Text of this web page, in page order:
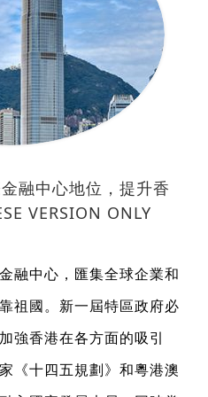
融中心地位，提升香
VERSION ONLY
融中心，匯集全球企業和
祖國。新一屆特區政府必
強香港在各方面的吸引
《十四五規劃》和粵港澳